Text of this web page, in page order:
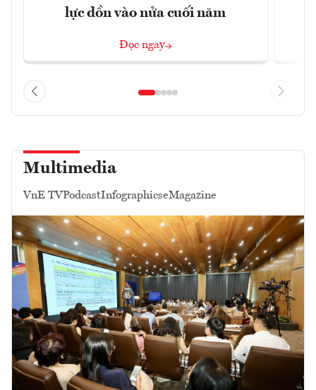
lực dồn vào nửa cuối năm
Đọc ngay
Multimedia
VnE TVPodcastInfographicseMagazine